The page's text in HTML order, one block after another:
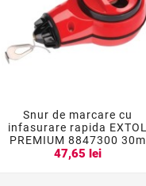
  
Snur de marcare cu
infasurare rapida EXTOL
PREMIUM 8847300 30m
47,65 lei